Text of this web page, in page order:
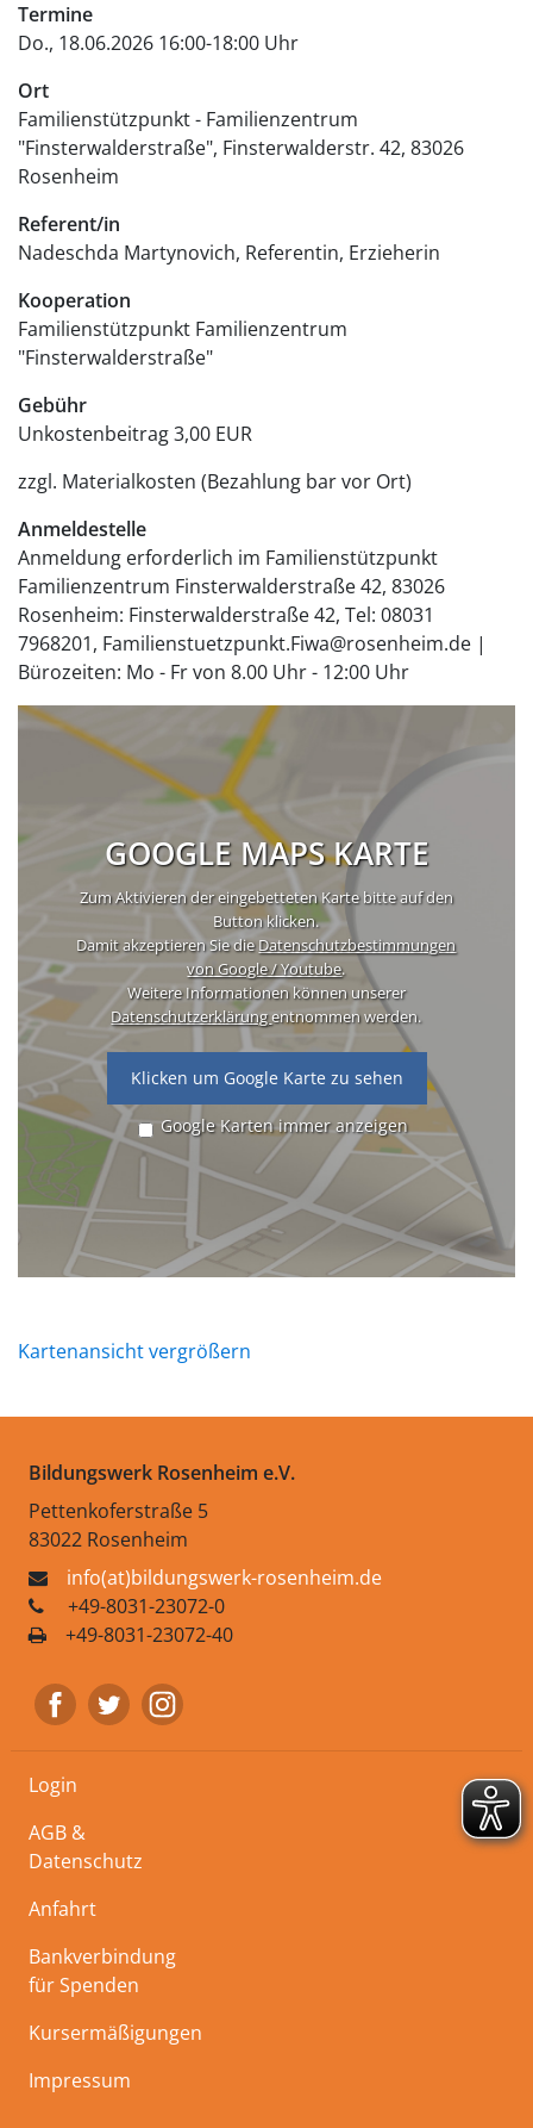
Termine
Do., 18.06.2026 16:00-18:00 Uhr
Ort
Familienstützpunkt - Familienzentrum
"Finsterwalderstraße" Finsterwalderstr. 42 83026
Rosenheim
Referent/in
Nadeschda Martynovich, Referentin, Erzieherin
Kooperation
Familienstützpunkt Familienzentrum
"Finsterwalderstraße"
Gebühr
Unkostenbeitrag3,00 EUR
zzgl. Materialkosten (Bezahlung bar vor Ort)
Anmeldestelle
Anmeldung erforderlich im Familienstützpunkt
Familienzentrum Finsterwalderstraße 42, 83026
Rosenheim: Finsterwalderstraße 42, Tel: 08031
7968201, Familienstuetzpunkt.Fiwa@rosenheim.de |
Bürozeiten: Mo - Fr von 8.00 Uhr - 12:00 Uhr
GOOGLE MAPS KARTE
Zum Aktivieren der eingebetteten Karte bitte auf den
Button klicken.
Damit akzeptieren Sie dieDatenschutzbestimmungen
von Google / Youtube.
Weitere Informationen können unserer
Datenschutzerklärungentnommen werden.
Klicken um Google Karte zu sehen
Google Karten immer anzeigen
Kartenansicht vergrößern
Bildungswerk Rosenheim e.V.
Pettenkoferstraße 5
83022 Rosenheim
info(at)bildungswerk-rosenheim.de
+49-8031-23072-0
+49-8031-23072-40
Login
AGB &
Datenschutz
Anfahrt
Bankverbindung
für Spenden
Kursermäßigungen
Impressum